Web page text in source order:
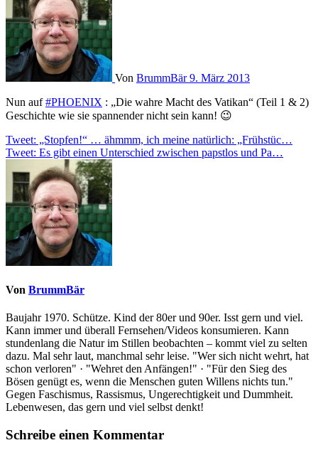
Von BrummBär9. März 2013
Nun auf#PHOENIX : „Die wahre Macht des Vatikan“ (Teil 1 & 2)
Geschichte wie sie spannender nicht sein kann! 😉
Beitragsnavigation
Tweet: „Stopfen!“ … ähmmm, ich meine natürlich: „Frühstüc…
Tweet: Es gibt einen Unterschied zwischen papstlos und Pa…
Von BrummBär
Baujahr 1970. Schütze. Kind der 80er und 90er. Isst gern und viel.
Kann immer und überall Fernsehen/Videos konsumieren. Kann
stundenlang die Natur im Stillen beobachten – kommt viel zu selten
dazu. Mal sehr laut, manchmal sehr leise. "Wer sich nicht wehrt, hat
schon verloren" · "Wehret den Anfängen!" · "Für den Sieg des
Bösen genügt es, wenn die Menschen guten Willens nichts tun."
Gegen Faschismus, Rassismus, Ungerechtigkeit und Dummheit.
Lebenwesen, das gern und viel selbst denkt!
Schreibe einen Kommentar